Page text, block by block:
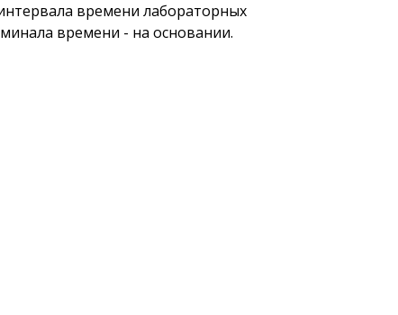
времени лабораторных
времени - на основании.